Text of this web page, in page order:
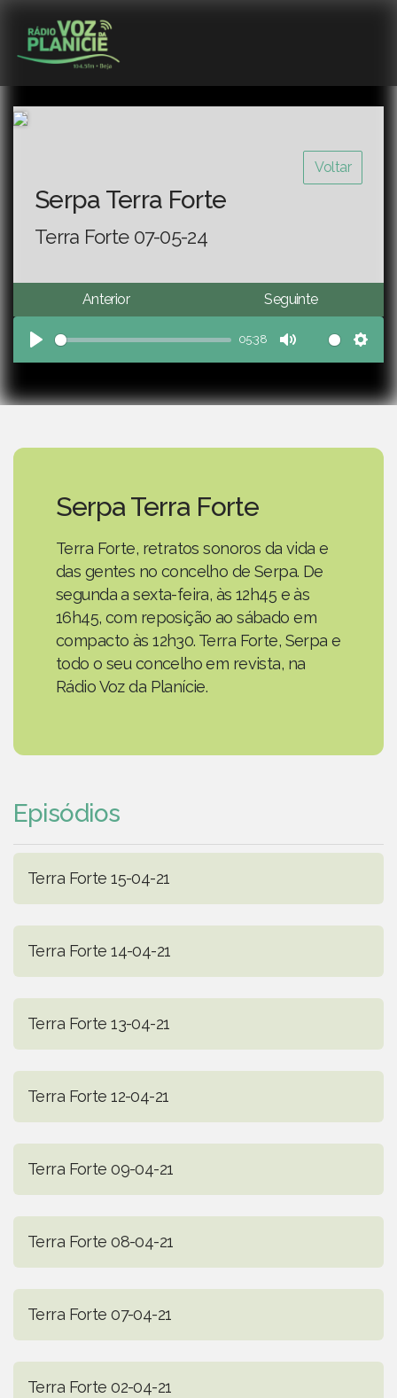
Voltar
Serpa Terra Forte
Terra Forte 07-05-24
Anterior Seguinte
Play
05:38
Mute
Serpa Terra Forte
Terra Forte, retratos sonoros da vida e
das gentes no concelho de Serpa. De
segunda a sexta-feira, às 12h45 e às
16h45, com reposição ao sábado em
compacto às 12h30. Terra Forte, Serpa e
todo o seu concelho em revista, na
Rádio Voz da Planície.
Episódios
Terra Forte 15-04-21
Terra Forte 14-04-21
Terra Forte 13-04-21
Terra Forte 12-04-21
Terra Forte 09-04-21
Terra Forte 08-04-21
Terra Forte 07-04-21
Terra Forte 02-04-21